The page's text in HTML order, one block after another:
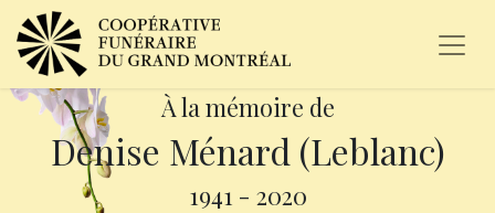
À la mémoire de
Denise Ménard (Leblanc)
1941 - 2020